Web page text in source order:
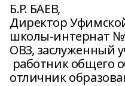
Б.Р. БАЕВ,
Директор
школы-интернат
ОВЗ, заслуженный
работник общего
отличник